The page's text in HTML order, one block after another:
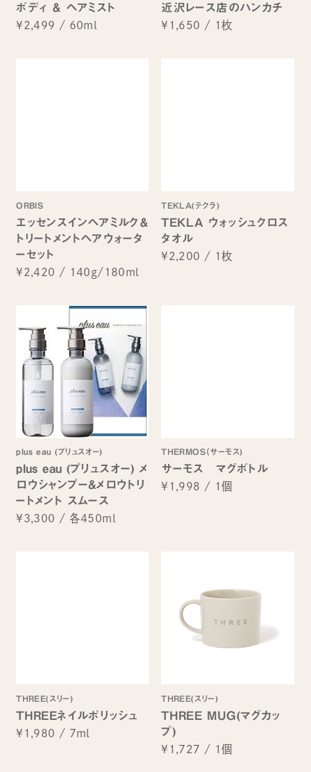
ボディ ＆ ヘアミスト
¥2,499 / 60ml
近沢レース店のハンカチ
¥1,650 / 1枚
ORBIS
エッセンスインヘアミルク＆
トリートメントヘアウォータ
ーセット
¥2,420 / 140g/180ml
TEKLA(テクラ)
TEKLA ウォッシュクロス
タオル
¥2,200 / 1枚
plus eau (プリュスオー)
plus eau (プリュスオー) メ
ロウシャンプー&メロウトリ
ートメント スムース
¥3,300 / 各450ml
THERMOS（サーモス)
サーモス マグボトル
¥1,998 / 1個
THREE(スリー)
THREEネイルポリッシュ
¥1,980 / 7ml
THREE(スリー)
THREE MUG(マグカッ
プ)
¥1,727 / 1個